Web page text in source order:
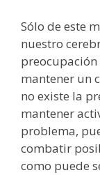
Sólo de este
nuestro
preocupación
mantener un
no existe la
mantener
problema,
combatir
como puede